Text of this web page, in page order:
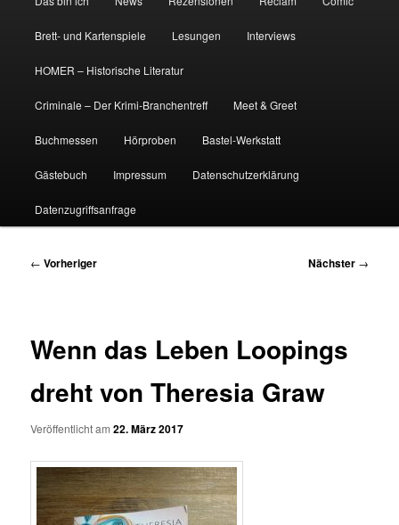
Brett- und Kartenspiele Lesungen Interviews
HOMER – Historische Literatur
Criminale – Der Krimi-Branchentreff Meet & Greet
Buchmessen Hörproben Bastel-Werkstatt
Gästebuch Impressum Datenschutzerklärung
Datenzugriffsanfrage
Beitragsnavigation
← Vorheriger Nächster →
Wenn das Leben Loopings
dreht von Theresia Graw
Veröffentlicht am22. März 2017